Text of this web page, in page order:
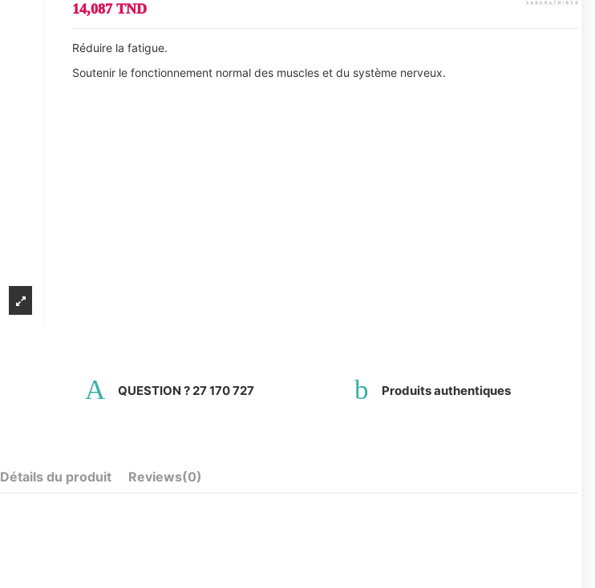
14,087 TND
Réduire la fatigue.
Soutenir le fonctionnement normal des muscles et du système nerveux.
QUESTION ? 27 170 727 Produits authentiques
Détails du produit Reviews(0)